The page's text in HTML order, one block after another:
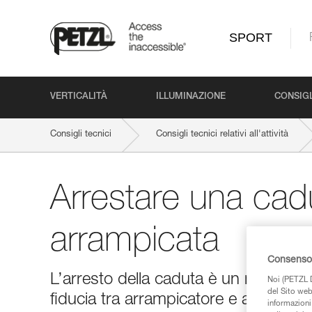
SPORT
VERTICALITÀ ILLUMINAZIONE
Consigli tecnici Consigli tecnici relativi all'attività
Arrestare una
arrampicata
L’arresto della caduta è un
fiducia tra arrampicatore e
Noi
del Sito